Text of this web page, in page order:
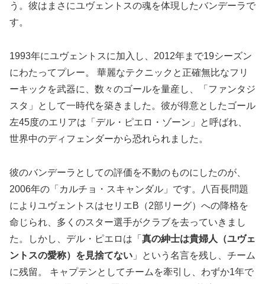
う。彼はまさにユヴェントスの魂を体現したバンデーラで
す。
1993年にユヴェントスに加入し、2012年まで19シーズン
にわたってプレー。 華麗なテクニックと正確無比なフリ
ーキックを武器に、数々のゴールを量産し、「ファンタジ
スタ」として一時代を築きました。彼が得意としたゴール
左45度のエリアは「デル・ピエロ・ゾーン」と呼ばれ、
世界中のディフェンダーから恐れられました。
彼のバンデーラとしての評価を不動のものにしたのが、
2006年の「カルチョ・スキャンダル」です。八百長問題
によりユヴェントスはセリエB（2部リーグ）への降格を
命じられ、多くのスター選手がクラブを去っていきまし
た。しかし、デル・ピエロは「 真の紳士は貴婦人（ユヴェ
ントスの愛称）を見捨てない 」という名言を残し、チーム
に残留。 キャプテンとしてチームを牽引し、わずか1年で